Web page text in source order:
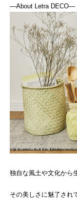
―About Letra DECO―
独自な風土や文化から
その美しさに魅了され